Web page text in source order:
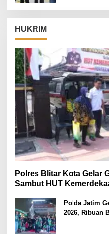
HUKRIM
Polres Blitar Kota Gelar
Sambut HUT
Polda Jatim
2026, Ribuan